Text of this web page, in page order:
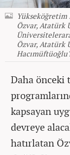
Yükseköğretim
Özvar, Atatürk
Özvar, Atatürk
Daha önceki
kapsayan
devreye
hatırlatan